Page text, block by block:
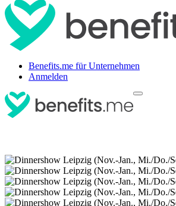
Benefits.me für Unternehmen
Anmelden